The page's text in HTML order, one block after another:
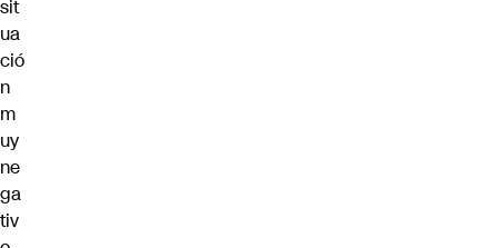
sit
ua
ció
n
m
uy
ne
ga
tiv